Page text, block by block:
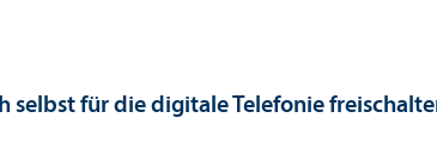
selbst für die digitale Telefonie